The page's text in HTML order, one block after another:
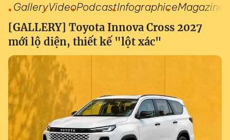
GalleryVideoPodcastInfographiceMagazine
[GALLERY] Toyota Innova Cross 2027
mới lộ diện, thiết kế "lột xác"